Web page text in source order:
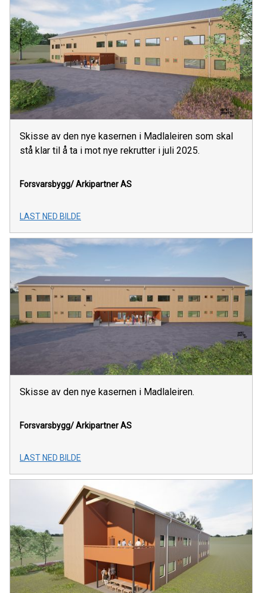
Skisse av den nye kasernen i Madlaleiren som skal
stå klar til å ta i mot nye rekrutter i juli 2025.
Forsvarsbygg/ Arkipartner AS
LAST NED BILDE
Skisse av den nye kasernen i Madlaleiren.
Forsvarsbygg/ Arkipartner AS
LAST NED BILDE